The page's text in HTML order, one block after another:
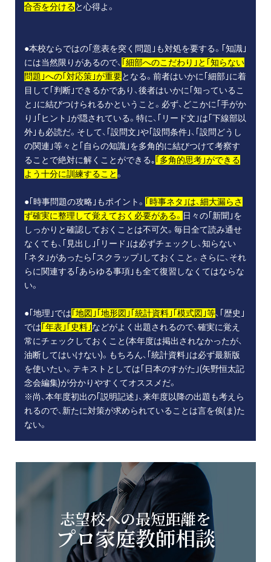
合否を分けると心得よ。
●本校ならではの｢意表を突く問題｣も対処を要する。｢知識｣
には当然限りがあるので、
｢細部へのこだわり｣と｢知らない
問題｣への｢対応策｣が重要となる。前者はいかに｢細部｣に着
目して｢判断｣できるかであり、後者はいかに｢知っているこ
と｣に結びつけられるかということ。必ず、どこかに｢手がか
り｣｢ヒント｣が隠されている。特に、｢リード文｣は｢下線部以
外｣も必読だ。そして、｢設問文｣や｢設問条件｣、｢設問どうし
の関連｣等々と｢自らの知識｣を多角的に結びつけて考察す
ることで絶対に解くことができる｡
｢多角的思考｣ができる
よう十分に訓練すること。
●｢時事問題の攻略｣もポイント。
｢時事ネタ｣は、細大漏らさ
ず確実に整理して覚えておく必要がある。 日々の｢新聞｣を
しっかりと確認しておくことは不可欠。毎日全て読み通せ
なくても、｢見出し｣｢リード｣は必ずチェックし、知らない
｢ネタ｣があったら｢スクラップ｣しておくこと。さらに、それ
らに関連する｢あらゆる事項｣も全て復習しなくてはならな
い。
●｢地理｣では ｢地図｣｢地形図｣｢統計資料｣｢模式図｣等、｢歴史｣
では ｢年表｣｢史料｣などがよく出題されるので、確実に覚え
常にチェックしておくこと(本年度は掲出されなかったが、
油断してはいけない)。もちろん、｢統計資料｣は必ず最新版
を使いたい。テキストとしては｢日本のすがた｣(矢野恒太記
念会編集)が分かりやすくてオススメだ。
※尚、本年度初出の｢説明記述｣、来年度以降の出題も考えら
れるので、新たに対策が求められていることは言を俟(ま)た
ない。
志望校への最短距離を
プロ家庭教師相談